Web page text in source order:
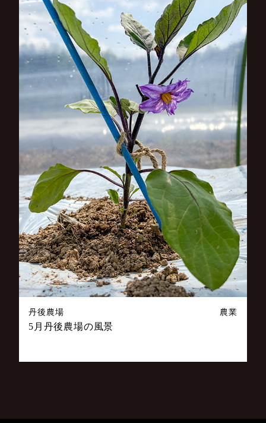
丹後農場 農業
5月丹後農場の風景